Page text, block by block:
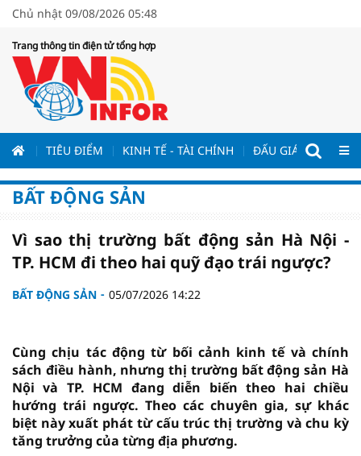
Chủ nhật 09/08/2026 05:48
Trang thông tin điện tử tổng hợp
TIÊU ĐIỂM KINH TẾ - TÀI CHÍNH ĐẤU GIÁ - ĐẤU
BẤT ĐỘNG SẢN
Vì sao thị trường bất động sản Hà Nội -
TP. HCM đi theo hai quỹ đạo trái ngược?
BẤT ĐỘNG SẢN 05/07/2026 14:22
Cùng chịu tác động từ bối cảnh kinh tế và chính
sách điều hành, nhưng thị trường bất động sản Hà
Nội và TP. HCM đang diễn biến theo hai chiều
hướng trái ngược. Theo các chuyên gia, sự khác
biệt này xuất phát từ cấu trúc thị trường và chu kỳ
tăng trưởng của từng địa phương.